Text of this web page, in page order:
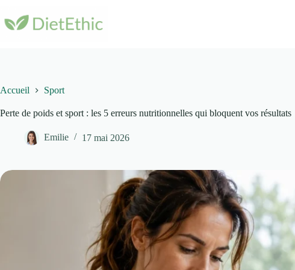
contenu
Accueil Sport
Perte de poids et sport : les 5 erreurs nutritionnelles qui bloquent vos résultats
Emilie 17 mai 2026